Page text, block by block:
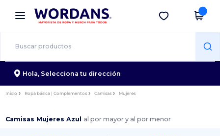
× App de Wordans
¡Mejores precios en app!
Descargar app
Hola, Selecciona tu dirección
Inicio Ropa básica | Complementos Camisas Mujeres
Camisas Mujeres Azul al por mayor y al por menor